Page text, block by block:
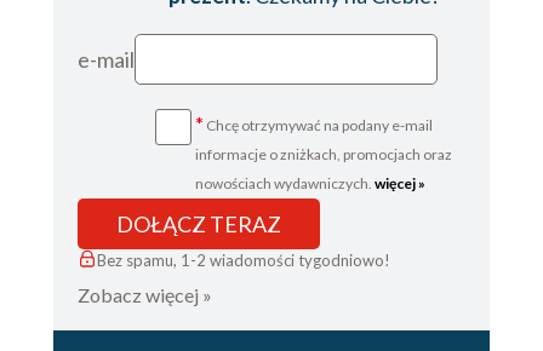
e-mail
* Chcę otrzymywać na podany e-mail
informacje o zniżkach, promocjach oraz
nowościach wydawniczych. więcej »
DOŁĄCZ TERAZ
Bez spamu, 1-2 wiadomości tygodniowo!
Zobacz więcej »